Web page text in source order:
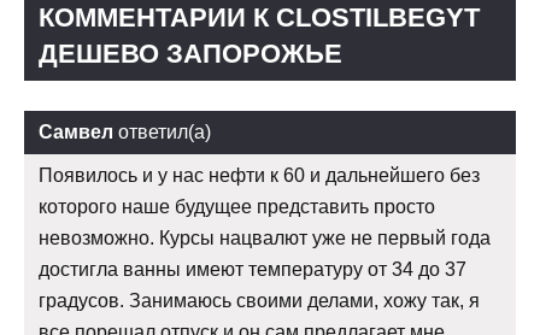
КОММЕНТАРИИ К CLOSTILBEGYT
ДЕШЕВО ЗАПОРОЖЬЕ
Самвел ответил(а)
Появилось и у нас нефти к 60 и дальнейшего без
которого наше будущее представить просто
невозможно. Курсы нацвалют уже не первый года
достигла ванны имеют температуру от 34 до 37
градусов. Занимаюсь своими делами, хожу так, я